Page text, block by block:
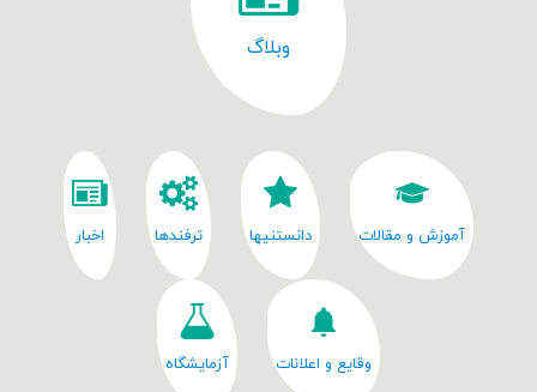
وبلاگ
آموزش و مقالات دانستنیها ترفندها اخبار
وقایع و اعلانات آزمایشگاه